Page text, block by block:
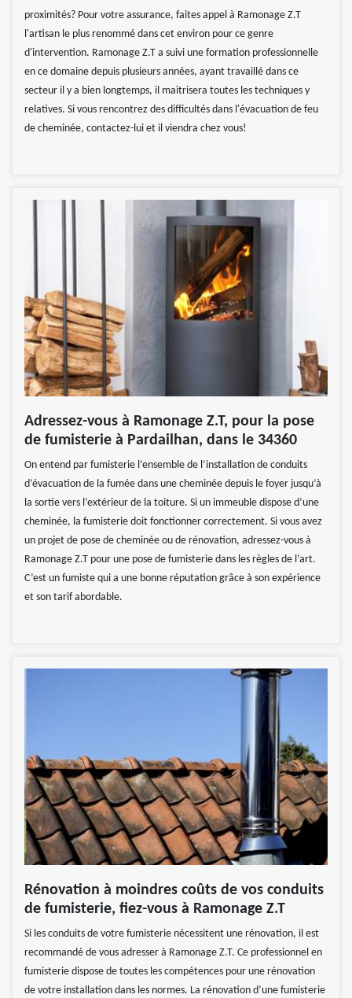
proximités? Pour votre assurance, faites appel à Ramonage Z.T
l'artisan le plus renommé dans cet environ pour ce genre
d'intervention. Ramonage Z.T a suivi une formation professionnelle
en ce domaine depuis plusieurs années, ayant travaillé dans ce
secteur il y a bien longtemps, il maitrisera toutes les techniques y
relatives. Si vous rencontrez des difficultés dans l'évacuation de feu
de cheminée, contactez-lui et il viendra chez vous!
Adressez-vous à Ramonage Z.T, pour la pose
de fumisterie à Pardailhan, dans le 34360
On entend par fumisterie l’ensemble de l’installation de conduits
d’évacuation de la fumée dans une cheminée depuis le foyer jusqu’à
la sortie vers l’extérieur de la toiture. Si un immeuble dispose d’une
cheminée, la fumisterie doit fonctionner correctement. Si vous avez
un projet de pose de cheminée ou de rénovation, adressez-vous à
Ramonage Z.T pour une pose de fumisterie dans les règles de l’art.
C’est un fumiste qui a une bonne réputation grâce à son expérience
et son tarif abordable.
Rénovation à moindres coûts de vos conduits
de fumisterie, fiez-vous à Ramonage Z.T
Si les conduits de votre fumisterie nécessitent une rénovation, il est
recommandé de vous adresser à Ramonage Z.T. Ce professionnel en
fumisterie dispose de toutes les compétences pour une rénovation
de votre installation dans les normes. La rénovation d’une fumisterie